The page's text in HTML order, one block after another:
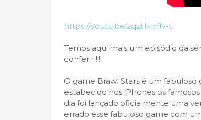
https://youtu.be/zqzHxm1v-tI
Temos aqui mais um episódio da
conferir !!!!
O game Brawl Stars é um
estabecido nos iPhones os
dia foi lançado oficialmente uma
errado esse fabuloso game com